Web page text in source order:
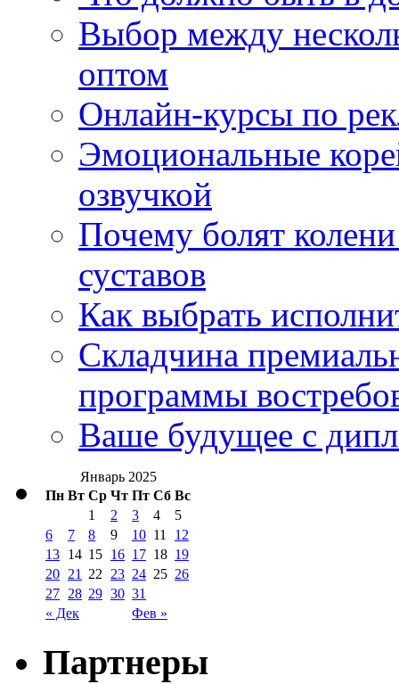
Выбор между
оптом
Онлайн-курсы по
Эмоциональные
озвучкой
Почему болят
суставов
Как выбрать
Складчина
программы
Ваше будущее с
Январь 2025
Пн Вт Ср Чт Пт Сб Вс
« Дек Фев »
1 2 3 4
5
6
7 8 9 10 11
12
13 14 15 16 17 18 19
20 21 22 23 24 25 26
27 28 29 30 31
Партнеры